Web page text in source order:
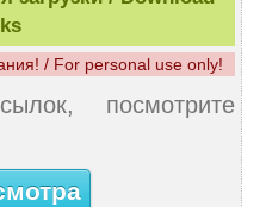
/ For personal use only!
посмотрите